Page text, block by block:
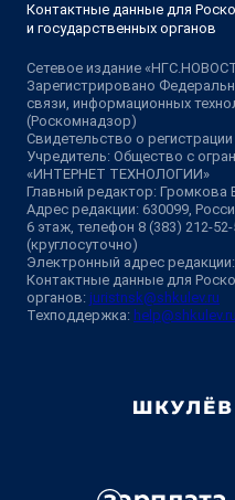
Контактные данные для
и государственных органов
Сетевое издание
Зарегистрировано
связи, информационных
(Роскомнадзор)
Свидетельство о
Учредитель: Общество с
«ИНТЕРНЕТ ТЕХНОЛОГИИ»
Главный редактор: Громкова
Адрес редакции: 630099,
6 этаж, телефон 8 (383) 212-
(круглосуточно)
Электронный адрес редакции:
Контактные данные для
органов: juristnsk@shkulev.ru
Техподдержка: help@shkulev.ru